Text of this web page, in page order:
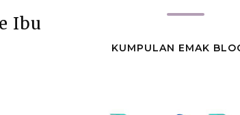
Ibu
KUMPULAN EMAK